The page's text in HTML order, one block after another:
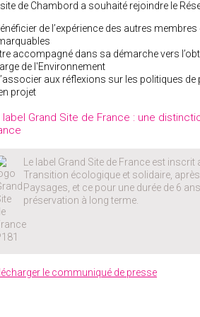
site de Chambord a souhaité rejoindre le
de l’expérience des autres
accompagné dans sa démarche vers
de l'Environnement
aux réflexions sur les politiques
projet
label Grand Site de France : une
Le label Grand Site de France est
Transition écologique et solidaire,
Paysages, et ce pour une durée de 6
préservation à long terme.
le communiqué de presse